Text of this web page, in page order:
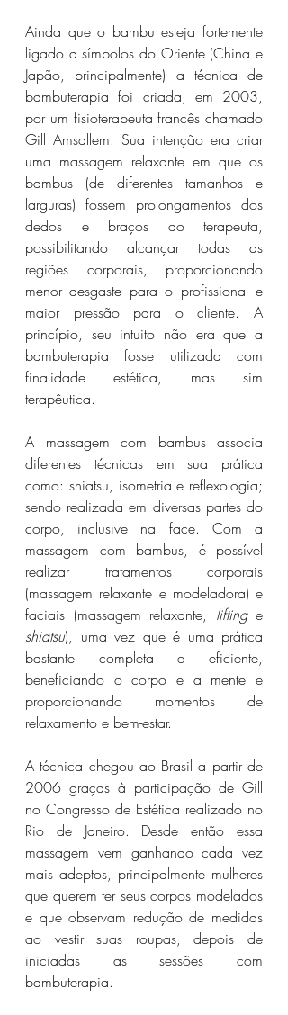
Ainda que o bambu esteja fortemente
ligado a símbolos do Oriente (China e
Japão, principalmente) a técnica de
bambuterapia foi criada, em 2003,
por um fisioterapeuta francês chamado
Gill Amsallem. Sua intenção era criar
uma massagem relaxante em que os
bambus (de diferentes tamanhos e
larguras) fossem prolongamentos dos
dedos e braços do terapeuta,
possibilitando alcançar todas as
regiões corporais, proporcionando
menor desgaste para o profissional e
maior pressão para o cliente. A
princípio, seu intuito não era que a
bambuterapia fosse utilizada com
finalidade estética, mas sim
terapêutica.
A massagem com bambus associa
diferentes técnicas em sua prática
como: shiatsu, isometria e reflexologia;
sendo realizada em diversas partes do
corpo, inclusive na face. Com a
massagem com bambus, é possível
realizar tratamentos corporais
(massagem relaxante e modeladora) e
faciais (massagem relaxante, lifting
shiatsu), uma vez que é uma prática
bastante completa e eficiente,
beneficiando o corpo e a mente e
proporcionando momentos de
relaxamento e bem-estar.
A técnica chegou ao Brasil a partir de
2006 graças à participação de Gill
no Congresso de Estética realizado no
Rio de Janeiro. Desde então essa
massagem vem ganhando cada vez
mais adeptos, principalmente mulheres
que querem ter seus corpos modelados
e que observam redução de medidas
ao vestir suas roupas, depois de
iniciadas as sessões com
bambuterapia.